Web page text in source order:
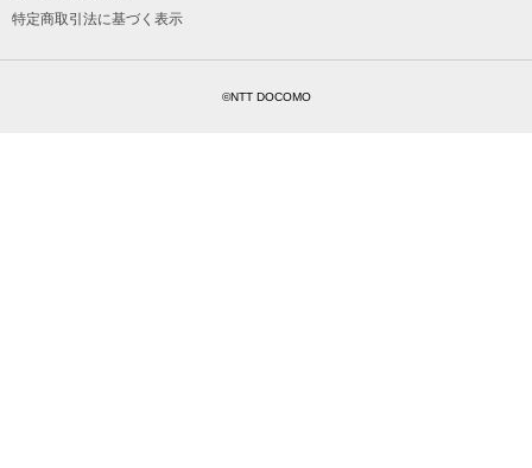
特定商取引法に基づく表示
©NTT DOCOMO